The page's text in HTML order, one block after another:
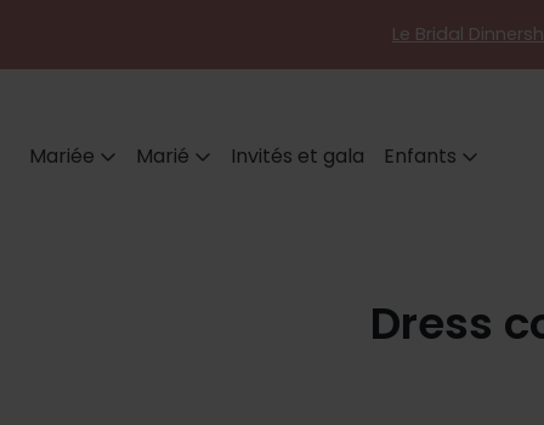
Le Bridal
Mariée Marié Invités et gala Enfants
Dress